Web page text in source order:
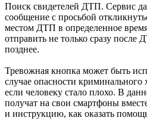
Поиск свидетелей ДТП. Сервис
сообщение с просьбой
местом ДТП в определенное
отправить не только сразу
позднее.
Тревожная кнопка может быть
случае опасности криминального
если человеку стало плохо. В
получат на свои смартфоны
и инструкцию, как оказать